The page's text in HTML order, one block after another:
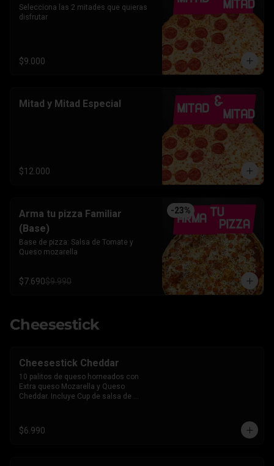
Selecciona las 2 mitades que quieras
disfrutar
$9.000
Mitad y Mitad Especial
$12.000
-23%
Arma tu pizza Familiar
(Base)
Base de pizza: Salsa de Tomate y
Queso mozarella
$7.690$9.990
Cheesestick
Cheesestick Cheddar
10 palitos de queso horneados con
Extra queso Mozarella y Queso
Cheddar. Incluye Cup de salsa de
$6.990